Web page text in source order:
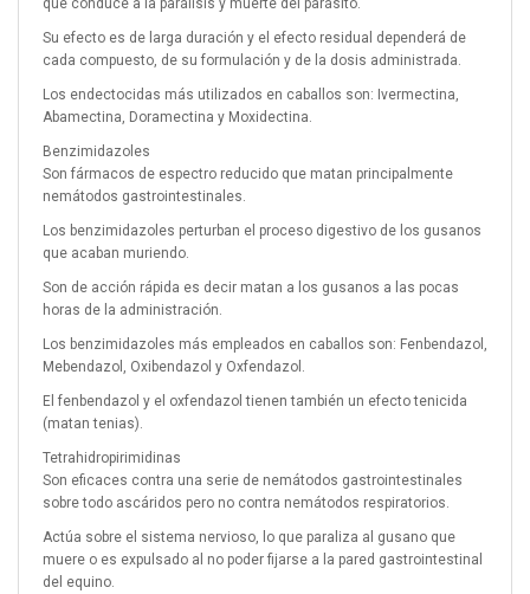
que conduce a la parálisis y muerte del parásito.
Su efecto es de larga duración y el efecto residual dependerá de
cada compuesto, de su formulación y de la dosis administrada.
Los endectocidas más utilizados en caballos son: Ivermectina,
Abamectina, Doramectina y Moxidectina.
Benzimidazoles
Son fármacos de espectro reducido que matan principalmente
nemátodos gastrointestinales.
Los benzimidazoles perturban el proceso digestivo de los gusanos
que acaban muriendo.
Son de acción rápida es decir matan a los gusanos a las pocas
horas de la administración.
Los benzimidazoles más empleados en caballos son: Fenbendazol,
Mebendazol, Oxibendazol y Oxfendazol.
El fenbendazol y el oxfendazol tienen también un efecto tenicida
(matan tenias).
Tetrahidropirimidinas
Son eficaces contra una serie de nemátodos gastrointestinales
sobre todo ascáridos pero no contra nemátodos respiratorios.
Actúa sobre el sistema nervioso, lo que paraliza al gusano que
muere o es expulsado al no poder fijarse a la pared gastrointestinal
del equino.